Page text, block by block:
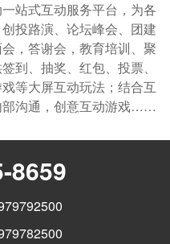
站式互动服务平台，为各
投路演、论坛峰会、团建
，答谢会，教育培训、聚
到、抽奖、红包、投票、
等大屏互动玩法；结合互
部沟通，创意互动游戏……
8659